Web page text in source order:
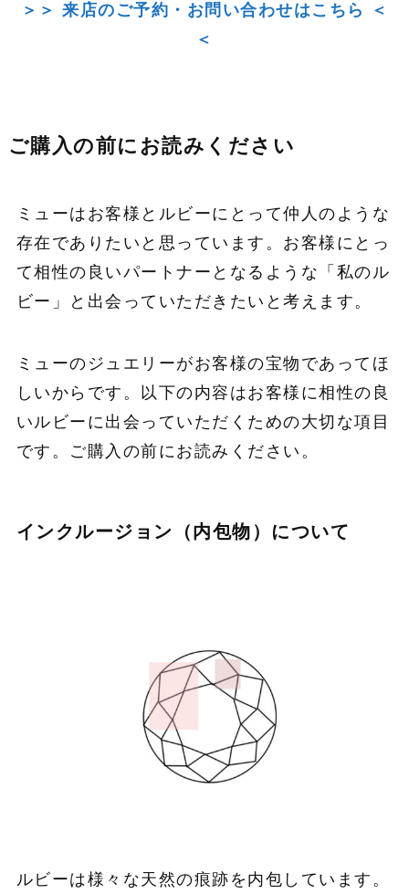
＞＞ 来店のご予約・お問い合わせはこちら ＜
＜
ご購入の前にお読みください
ミューはお客様とルビーにとって仲人のような
存在でありたいと思っています。お客様にとっ
て相性の良いパートナーとなるような「私のル
ビー」と出会っていただきたいと考えます。
ミューのジュエリーがお客様の宝物であってほ
しいからです。以下の内容はお客様に相性の良
いルビーに出会っていただくための大切な項目
です。ご購入の前にお読みください。
インクルージョン（内包物）について
ルビーは様々な天然の痕跡を内包しています。